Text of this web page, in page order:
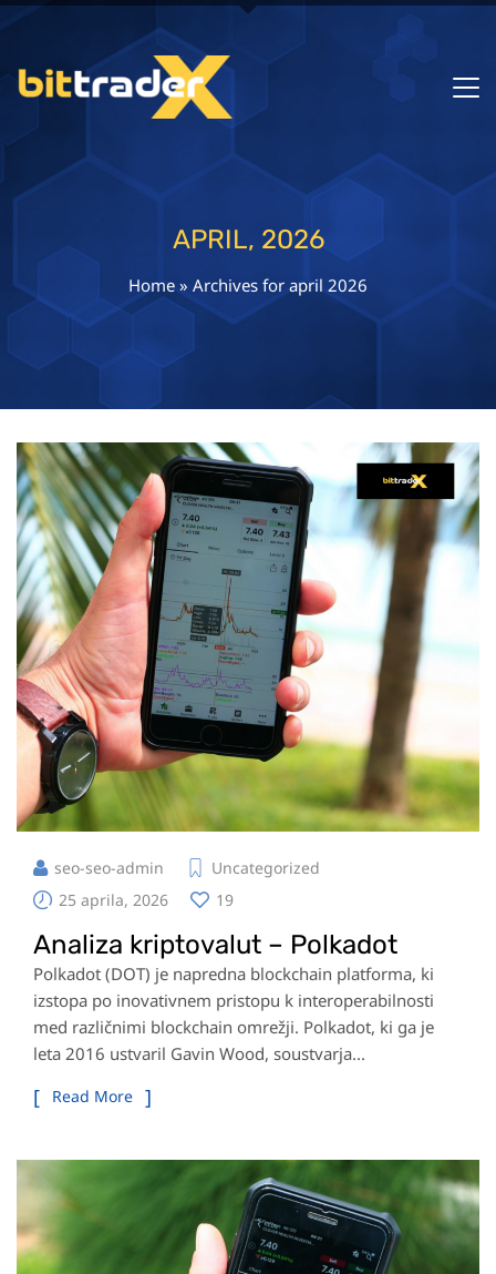
APRIL, 2026
Home » Archives for april 2026
seo-seo-admin
Uncategorized
25 aprila, 2026
19
Analiza kriptovalut – Polkadot
Polkadot (DOT) je napredna blockchain platforma, ki
izstopa po inovativnem pristopu k interoperabilnosti
med različnimi blockchain omrežji. Polkadot, ki ga je
leta 2016 ustvaril Gavin Wood, soustvarja...
Read More